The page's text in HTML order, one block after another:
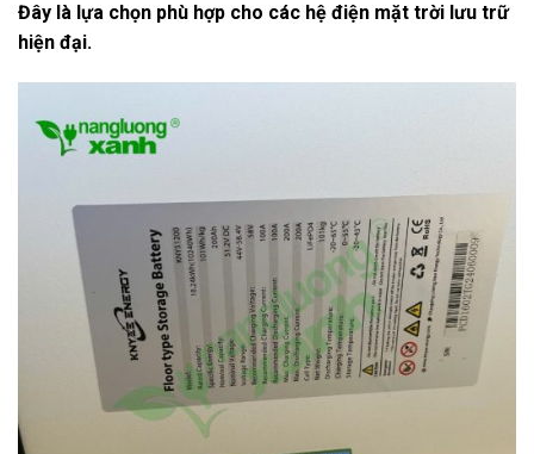
Đây là lựa chọn phù hợp cho các hệ điện mặt trời lưu trữ
hiện đại.